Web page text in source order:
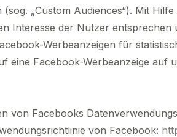
„Custom Audiences“). Mit
Interesse der Nutzer
Werbeanzeigen für
Facebook-Werbeanzeige auf
von Facebooks
von Facebook: